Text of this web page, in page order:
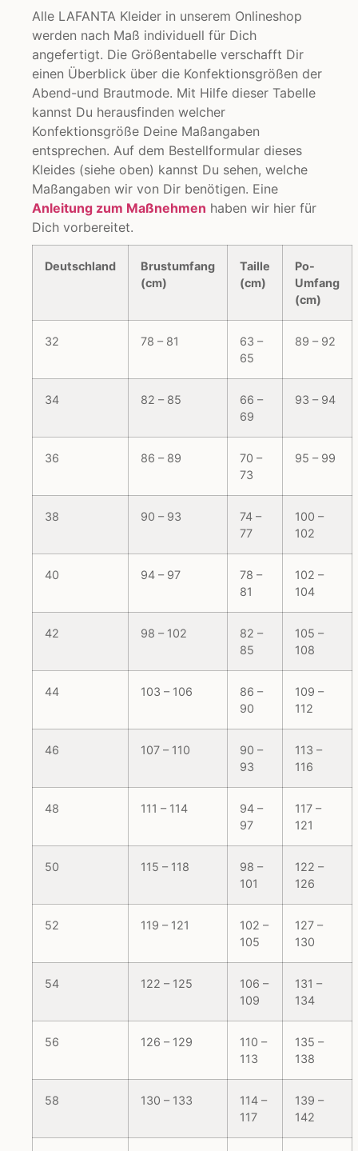
Alle LAFANTA Kleider in unserem Onlineshop
werden nach Maß individuell für Dich
angefertigt. Die Größentabelle verschafft Dir
einen Überblick über die Konfektionsgrößen der
Abend-und Brautmode. Mit Hilfe dieser Tabelle
kannst Du herausfinden welcher
Konfektionsgröße Deine Maßangaben
entsprechen. Auf dem Bestellformular dieses
Kleides (siehe oben) kannst Du sehen, welche
Maßangaben wir von Dir benötigen. Eine
Anleitung zum Maßnehmen haben wir hier für
Dich vorbereitet.
Deutschland
Brustumfang
(cm)
Taille
(cm)
Po-
Umfang
(cm)
32 78 – 81
63 –
65
89 – 92
34 82 – 85
66 –
69
93 – 94
36 86 – 89
70 –
73
95 – 99
38 90 – 93
74 –
77
100 –
102
40 94 – 97
78 –
81
102 –
104
42 98 – 102
82 –
85
105 –
108
44 103 – 106
86 –
90
109 –
112
46 107 – 110
90 –
93
113 –
116
48 111 – 114
94 –
97
117 –
121
50 115 – 118
98 –
101
122 –
126
52 119 – 121
102 –
105
127 –
130
54 122 – 125
106 –
109
131 –
134
56 126 – 129
110 –
113
135 –
138
58 130 – 133
114 –
117
139 –
142